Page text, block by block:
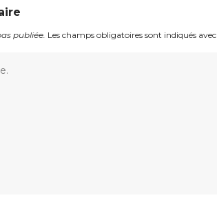
publiée. Les champs obligatoires sont indiqués avec